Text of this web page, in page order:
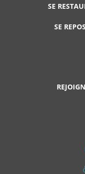
SE
SE